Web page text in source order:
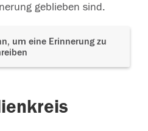
geblieben sind.
um eine Erinnerung zu